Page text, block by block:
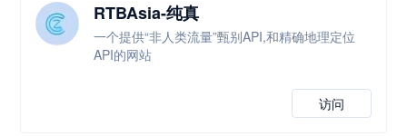
RTBAsia-纯真
一个提供“非人类流量”甄别API,和精确地理定位
API的网站
访问